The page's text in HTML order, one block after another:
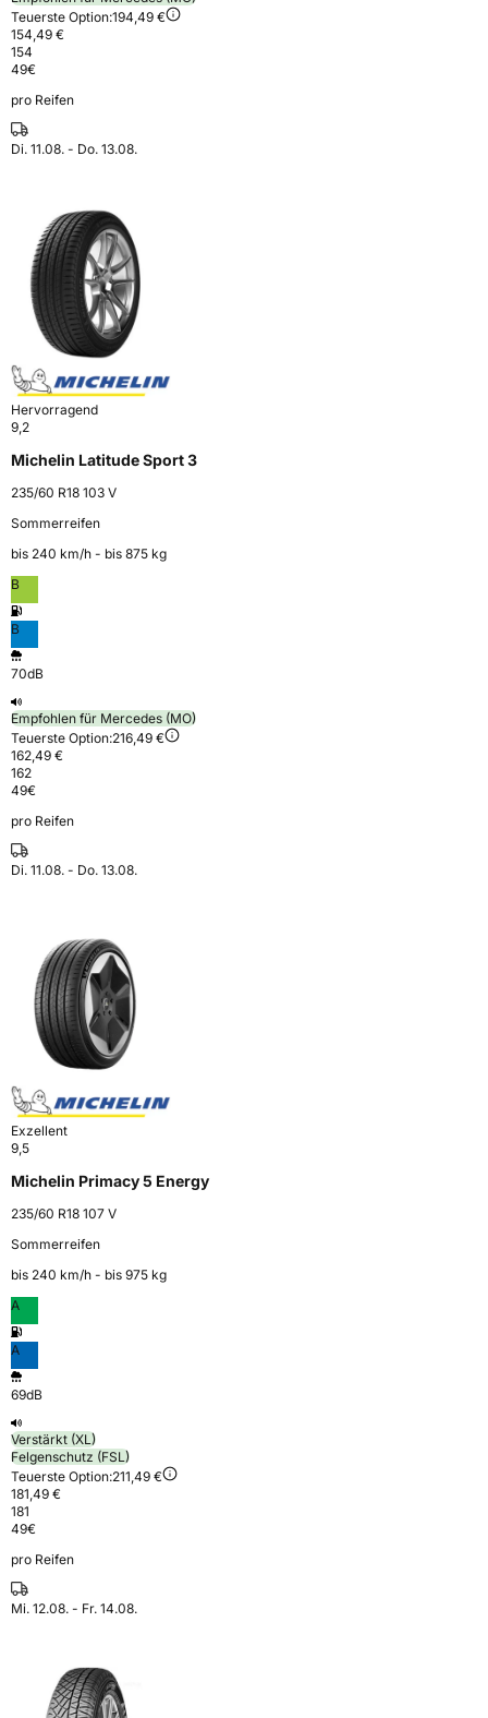
Teuerste Option:194,49 €
154,49 €
154
49€
pro Reifen
Di. 11.08. - Do. 13.08.
Hervorragend
9,2
Michelin Latitude Sport 3
235/60 R18 103 V
Sommerreifen
bis 240 km⁠/⁠h - bis 875 kg
B
B
70dB
Empfohlen für Mercedes (MO)
Teuerste Option:216,49 €
162,49 €
162
49€
pro Reifen
Di. 11.08. - Do. 13.08.
Exzellent
9,5
Michelin Primacy 5 Energy
235/60 R18 107 V
Sommerreifen
bis 240 km⁠/⁠h - bis 975 kg
A
A
69dB
Verstärkt (XL)
Felgenschutz (FSL)
Teuerste Option:211,49 €
181,49 €
181
49€
pro Reifen
Mi. 12.08. - Fr. 14.08.